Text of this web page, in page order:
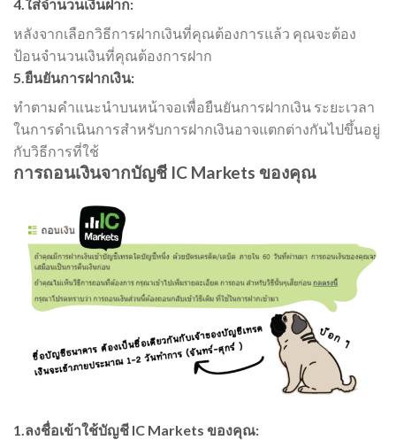
4.ใส่จำนวนเงินฝาก:
หลังจากเลือกวิธีการฝากเงินที่คุณต้องการแล้ว คุณจะต้อง
ป้อนจำนวนเงินที่คุณต้องการฝาก
5.ยืนยันการฝากเงิน:
ทำตามคำแนะนำบนหน้าจอเพื่อยืนยันการฝากเงิน ระยะเวลา
ในการดำเนินการสำหรับการฝากเงินอาจแตกต่างกันไปขึ้นอยู่
กับวิธีการที่ใช้
การถอนเงินจากบัญชี IC Markets ของคุณ
1.ลงชื่อเข้าใช้บัญชี IC Markets ของคุณ: